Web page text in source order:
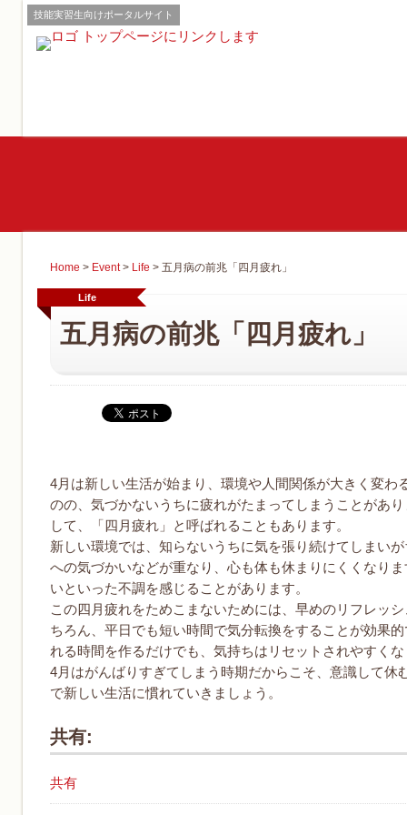
技能実習生向けポータルサイト
Home > Event> Life > 五月病の前兆「四月疲れ」
Life
五月病の前兆「四月疲れ」
4月は新しい生活が始まり、環境や人間関係が大きく変
のの、気づかないうちに疲れがたまってしまうことがあ
して、「四月疲れ」と呼ばれることもあります。
新しい環境では、知らないうちに気を張り続けてしまい
への気づかいなどが重なり、心も体も休まりにくくなり
いといった不調を感じることがあります。
この四月疲れをためこまないためには、早めのリフレッ
ちろん、平日でも短い時間で気分転換をすることが効果
れる時間を作るだけでも、気持ちはリセットされやすく
4月はがんばりすぎてしまう時期だからこそ、意識して
で新しい生活に慣れていきましょう。
共有:
共有